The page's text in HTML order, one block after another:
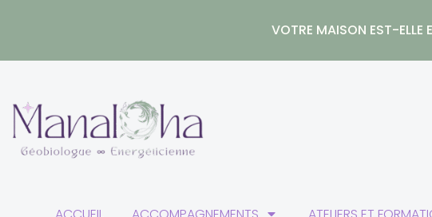
VOTRE MAISON EST-ELLE